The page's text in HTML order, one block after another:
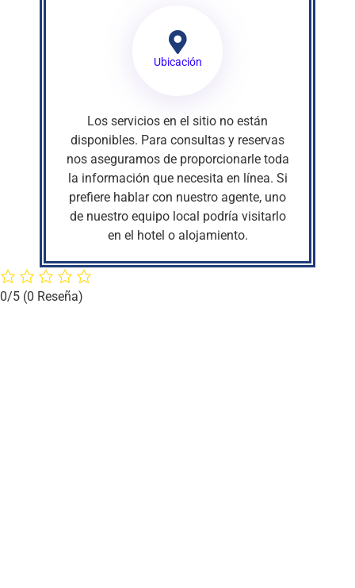
Ubicación
Los servicios en el sitio no están
disponibles. Para consultas y reservas
nos aseguramos de proporcionarle toda
la información que necesita en línea. Si
prefiere hablar con nuestro agente, uno
de nuestro equipo local podría visitarlo
en el hotel o alojamiento.
0/5 (0 Reseña)